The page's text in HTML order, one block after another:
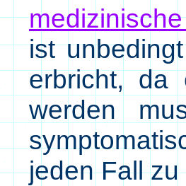
ist
erbricht, da
werden
jeden Fall